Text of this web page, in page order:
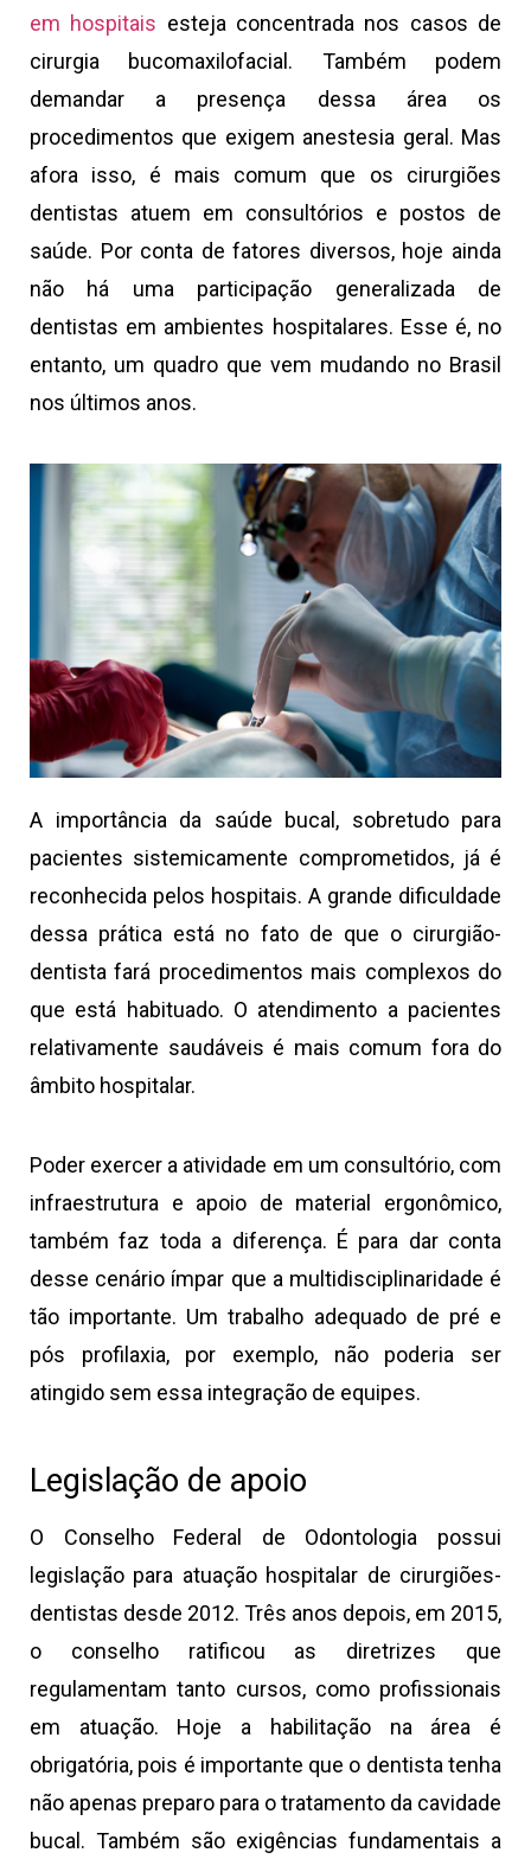
em hospitais esteja concentrada nos casos de
cirurgia bucomaxilofacial. Também podem
demandar a presença dessa área os
procedimentos que exigem anestesia geral. Mas
afora isso, é mais comum que os cirurgiões
dentistas atuem em consultórios e postos de
saúde. Por conta de fatores diversos, hoje ainda
não há uma participação generalizada de
dentistas em ambientes hospitalares. Esse é, no
entanto, um quadro que vem mudando no Brasil
nos últimos anos.
A importância da saúde bucal, sobretudo para
pacientes sistemicamente comprometidos, já é
reconhecida pelos hospitais. A grande dificuldade
dessa prática está no fato de que o cirurgião-
dentista fará procedimentos mais complexos do
que está habituado. O atendimento a pacientes
relativamente saudáveis é mais comum fora do
âmbito hospitalar.
Poder exercer a atividade em um consultório, com
infraestrutura e apoio de material ergonômico,
também faz toda a diferença. É para dar conta
desse cenário ímpar que a multidisciplinaridade é
tão importante. Um trabalho adequado de pré e
pós profilaxia, por exemplo, não poderia ser
atingido sem essa integração de equipes.
Legislação de apoio
O Conselho Federal de Odontologia possui
legislação para atuação hospitalar de cirurgiões-
dentistas desde 2012. Três anos depois, em 2015,
o conselho ratificou as diretrizes que
regulamentam tanto cursos, como profissionais
em atuação. Hoje a habilitação na área é
obrigatória, pois é importante que o dentista tenha
não apenas preparo para o tratamento da cavidade
bucal. Também são exigências fundamentais a